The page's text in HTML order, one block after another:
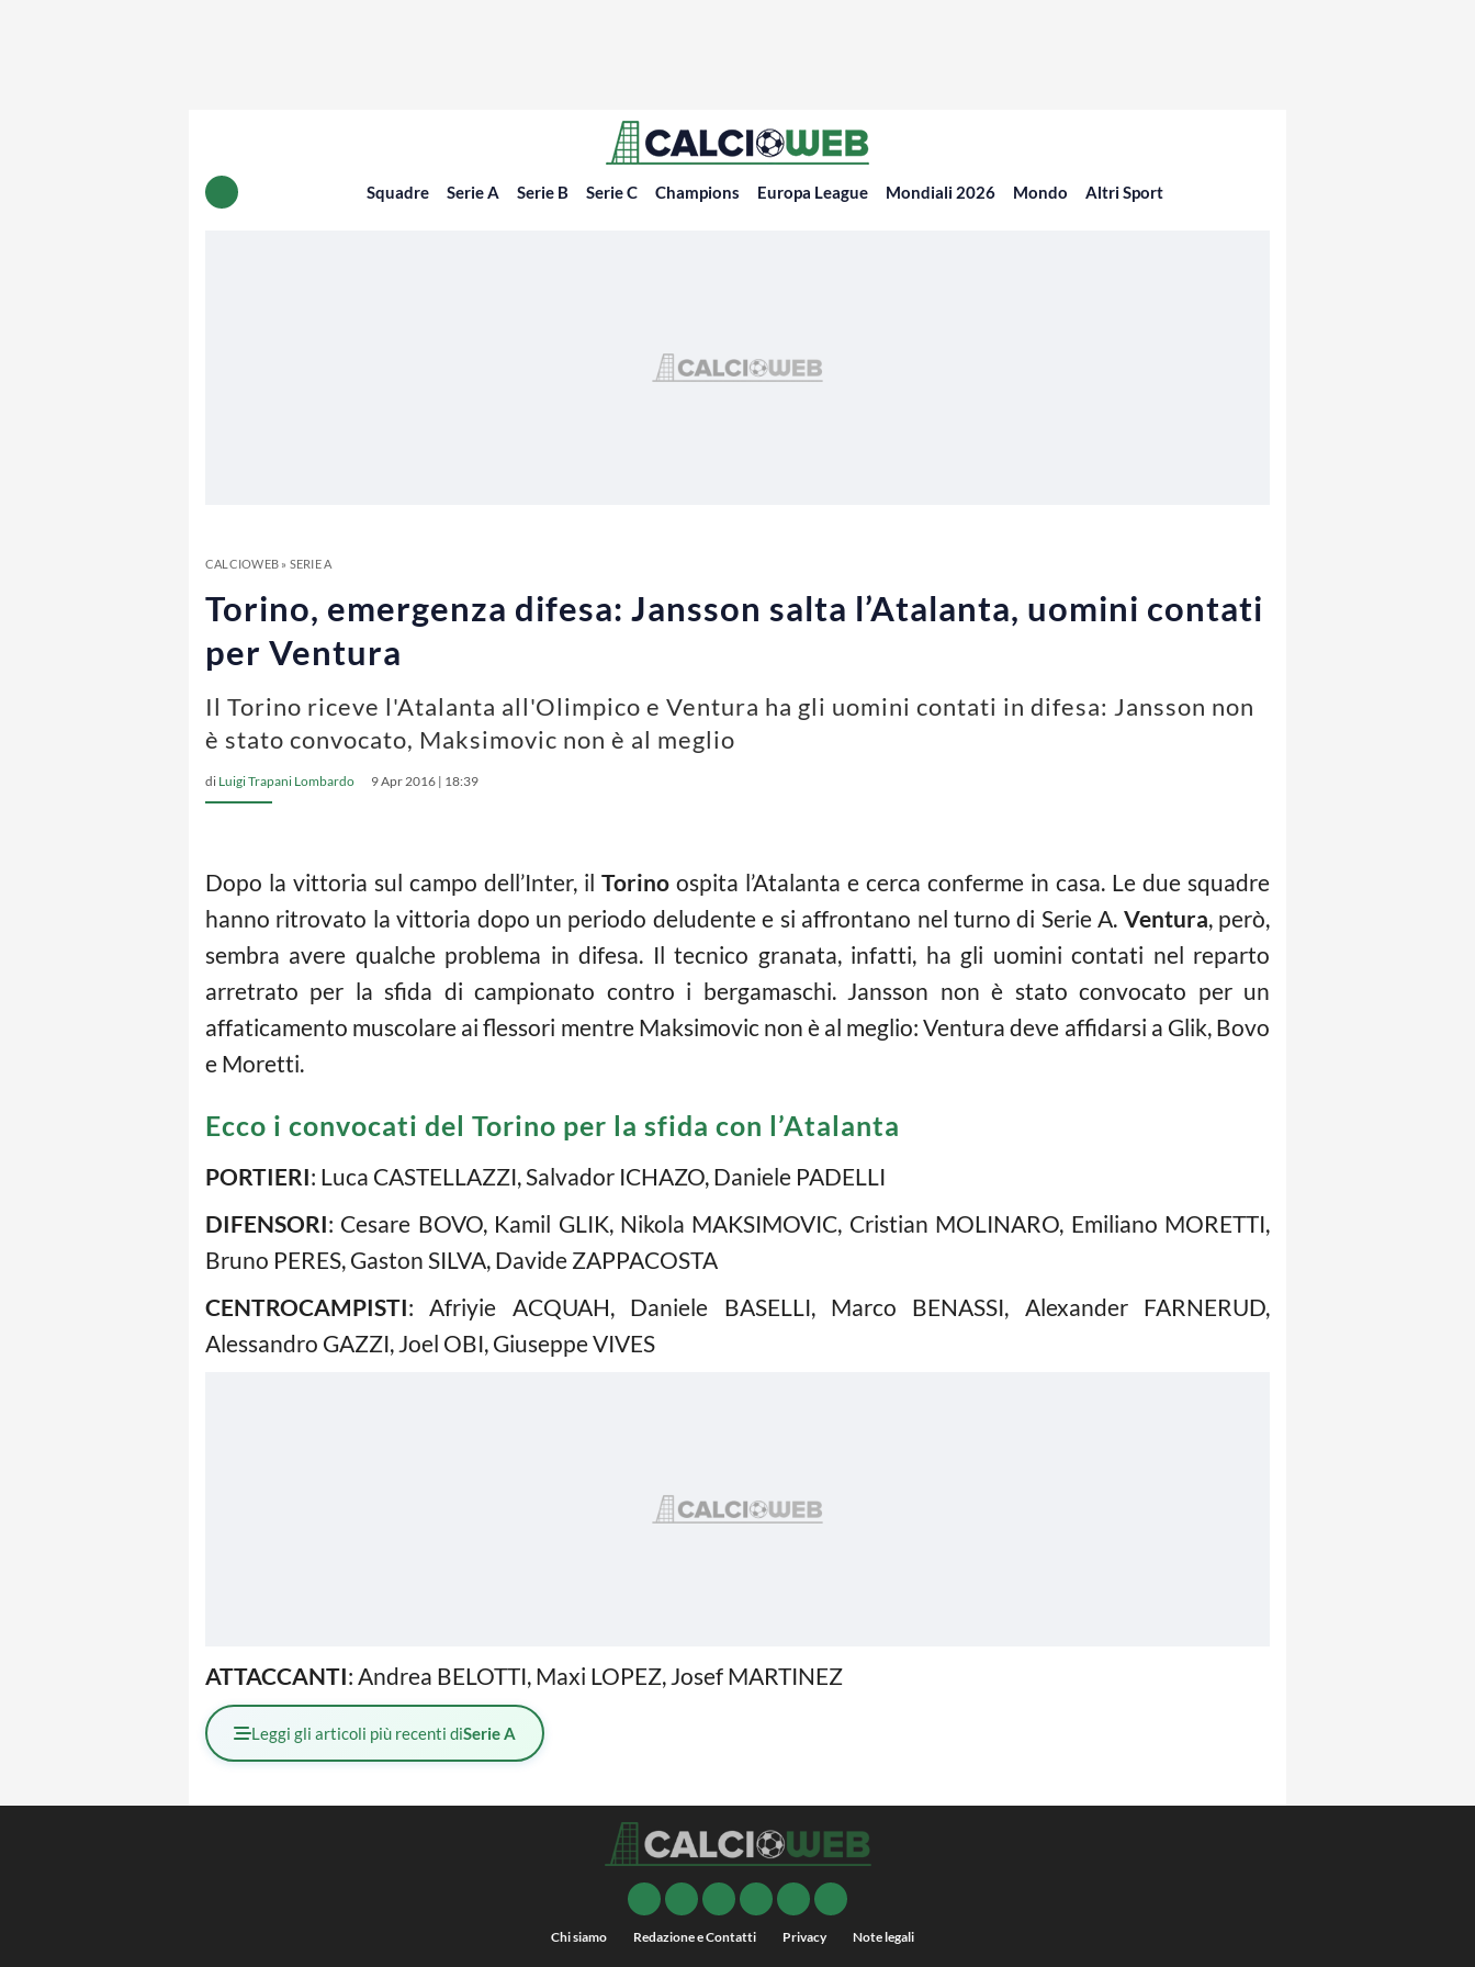
Squadre Serie A Serie B Serie C Champions Europa League Mondiali 2026 Mondo Altri Sport
CALCIOWEB» SERIE A
Torino, emergenza difesa: Jansson salta l’Atalanta, uomini contati
per Ventura
Il Torino riceve l'Atalanta all'Olimpico e Ventura ha gli uomini contati in difesa: Jansson non
è stato convocato, Maksimovic non è al meglio
di Luigi Trapani Lombardo 9 Apr 2016 | 18:39
Dopo la vittoria sul campo dell’Inter, il Torino ospita l’Atalanta e cerca conferme in casa. Le due squadre
hanno ritrovato la vittoria dopo un periodo deludente e si affrontano nel turno di Serie A. Ventura, però,
sembra avere qualche problema in difesa. Il tecnico granata, infatti, ha gli uomini contati nel reparto
arretrato per la sfida di campionato contro i bergamaschi. Jansson non è stato convocato per un
affaticamento muscolare ai flessori mentre Maksimovic non è al meglio: Ventura deve affidarsi a Glik, Bovo
e Moretti.
Ecco i convocati del Torino per la sfida con l’Atalanta
PORTIERI: Luca CASTELLAZZI, Salvador ICHAZO, Daniele PADELLI
DIFENSORI: Cesare BOVO, Kamil GLIK, Nikola MAKSIMOVIC, Cristian MOLINARO, Emiliano MORETTI,
Bruno PERES, Gaston SILVA, Davide ZAPPACOSTA
CENTROCAMPISTI: Afriyie ACQUAH, Daniele BASELLI, Marco BENASSI, Alexander FARNERUD,
Alessandro GAZZI, Joel OBI, Giuseppe VIVES
ATTACCANTI: Andrea BELOTTI, Maxi LOPEZ, Josef MARTINEZ
Leggi gli articoli più recenti diSerie A
Chi siamo Redazione e Contatti Privacy Note legali